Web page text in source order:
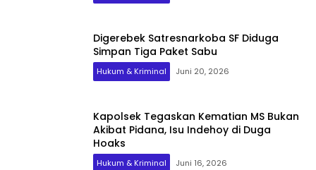
Digerebek Satresnarkoba SF Diduga
Simpan Tiga Paket Sabu
Hukum & Kriminal Juni 20, 2026
Kapolsek Tegaskan Kematian MS Bukan
Akibat Pidana, Isu Indehoy di Duga
Hoaks
Hukum & Kriminal Juni 16, 2026